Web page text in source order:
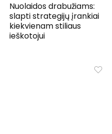
Nuolaidos drabužiams:
slapti strategijų įrankiai
kiekvienam stiliaus
ieškotojui